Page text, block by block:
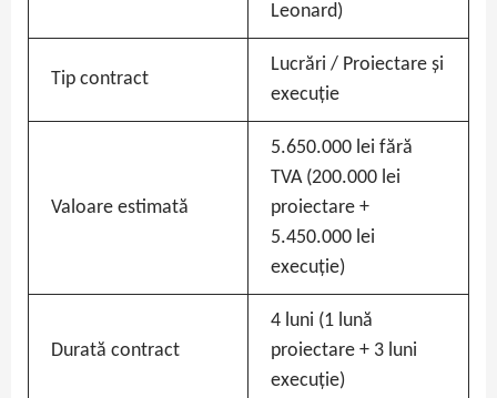
Leonard)
Tip contract
Lucrări / Proiectare și
execuție
Valoare estimată
5.650.000 lei fără
TVA (200.000 lei
proiectare +
5.450.000 lei
execuție)
Durată contract
4 luni (1 lună
proiectare + 3 luni
execuție)